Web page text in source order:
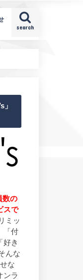
search
数の
スで
ミッ
「付
好き
んな
な
ンラ